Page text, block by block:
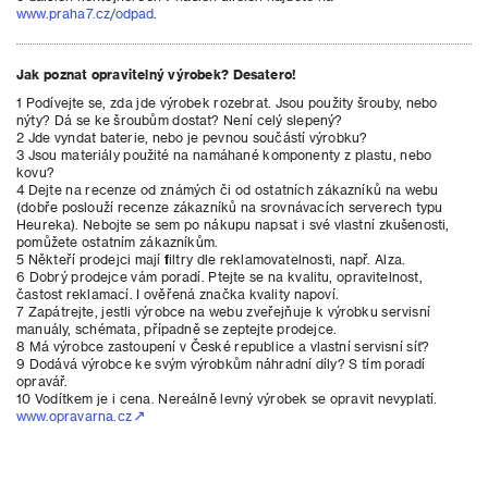
www.praha7.cz/odpad
Jak poznat opravitelný výrobek? Desatero!
1 Podívejte se, zda jde výrobek rozebrat. Jsou použity šrouby, nebo
nýty? Dá se ke šroubům dostat? Není celý slepený?
2 Jde vyndat baterie, nebo je pevnou součástí výrobku?
3 Jsou materiály použité na namáhané komponenty z plastu, nebo
kovu?
4 Dejte na recenze od známých či od ostatních zákazníků na webu
(dobře poslouží recenze zákazníků na srovnávacích serverech typu
Heureka). Nebojte se sem po nákupu napsat i své vlastní zkušenosti,
pomůžete ostatním zákazníkům.
5 Někteří prodejci mají filtry dle reklamovatelnosti, např. Alza.
6 Dobrý prodejce vám poradí. Ptejte se na kvalitu, opravitelnost,
častost reklamací. I ověřená značka kvality napoví.
7 Zapátrejte, jestli výrobce na webu zveřejňuje k výrobku servisní
manuály, schémata, případně se zeptejte prodejce.
8 Má výrobce zastoupení v České republice a vlastní servisní síť?
9 Dodává výrobce ke svým výrobkům náhradní díly? S tím poradí
opravář.
10 Vodítkem je i cena. Nereálně levný výrobek se opravit nevyplatí.
www.opravarna.cz